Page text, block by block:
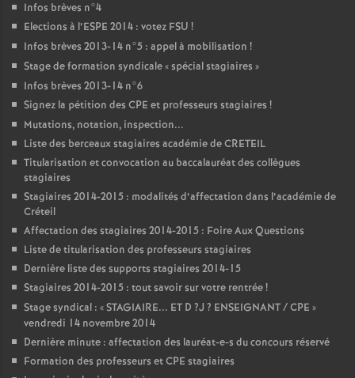
Infos brèves n°4
Elections à l’ESPE 2014 : votez FSU !
Infos brèves 2013-14 n°5 : appel à mobilisation !
Stage de formation syndicale «spécial stagiaires »
Infos brèves 2013-14 n°6
Signez la pétition des CPE et professeurs stagiaires !
Mutations, notation, inspection...
Liste des berceaux stagiaires académie deCRETEIL
Titularisation et convocation au baccalauréat des collègues
stagiaires
Stagiaires 2014-2015 : modalités d’affectation dans l’académie de
Créteil
Affectation des stagiaires 2014-2015 : Foire Aux Questions
Liste de titularisation des professeurs stagiaires
Dernière liste des supports stagiaires 2014-15
Stagiaires 2014-2015 : tout savoir sur votre rentrée!
Stage syndical : «STAGIAIRE... ET D ?J ? ENSEIGNANT/CPE »
vendredi 14 novembre 2014
Dernière minute : affectation des lauréat-e-s du concours réservé
Formation des professeurs etCPE stagiaires